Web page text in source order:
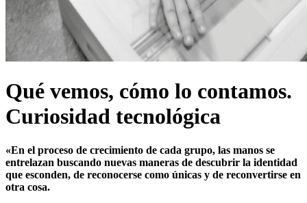
Qué vemos, cómo lo contamos.
Curiosidad tecnológica
«En el proceso de crecimiento de cada grupo, las manos se
entrelazan buscando nuevas maneras de descubrir la identidad
que esconden, de reconocerse como únicas y de reconvertirse en
otra cosa.